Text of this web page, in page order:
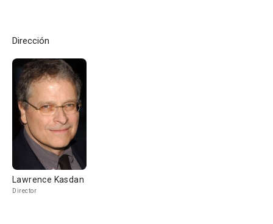
Dirección
Lawrence Kasdan
Director